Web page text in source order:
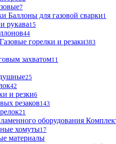
7
Баллоны для газовой сварки1
рукава15
44
Газовые горелки и резаки383
захватом11
25
42
и резки6
резаков143
21
хомуты17
материалы